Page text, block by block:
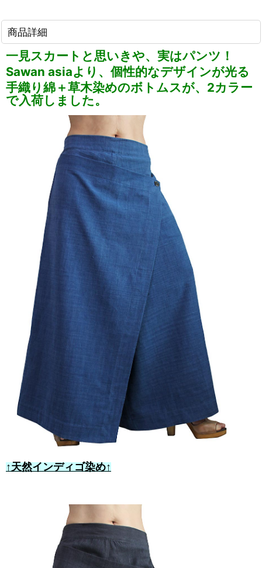
商品詳細
一見スカートと思いきや、実はパンツ！
Sawan asiaより、個性的なデザインが光る
手織り綿＋草木染めのボトムスが、2カラー
で入荷しました。
↑天然インディゴ染め↑